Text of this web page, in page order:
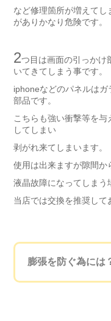
など修理箇所が増えて
がありかなり危険です。
2つ目は画面の引っかけ
いてきてしまう事です。
iphoneなどのパネルは
部品です。
こちらも強い衝撃等を
してしまい
剥がれ来てしまいます。
使用は出来ますが隙間か
液晶故障になってしまう
当店では交換を推奨して
膨張を防ぐ為には